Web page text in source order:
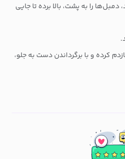
را به پشت، بالا برده تا جایی
کرده و با برگرداندن دست به جلو،